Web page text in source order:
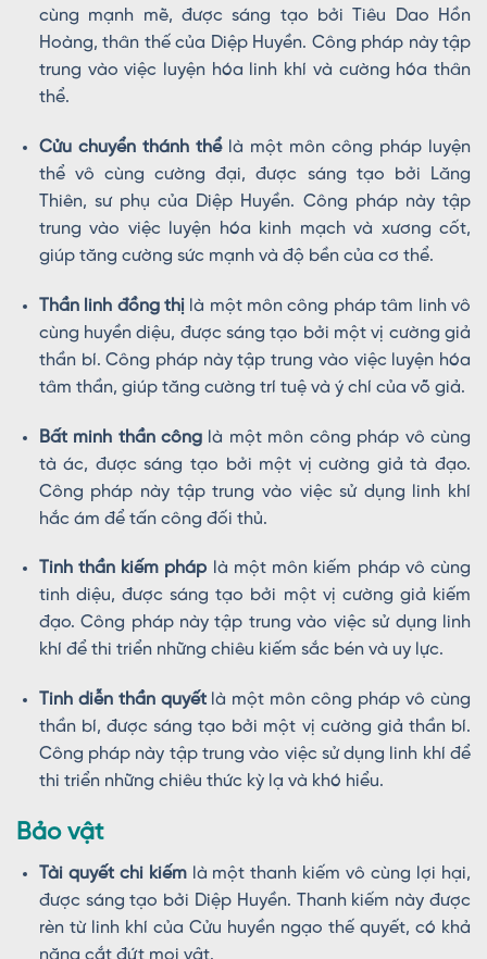
cùng mạnh mẽ, được sáng tạo bởi Tiêu Dao Hồn
Hoàng, thân thế của Diệp Huyền. Công pháp này tập
trung vào việc luyện hóa linh khí và cường hóa thân
thể.
Cửu chuyển thánh thểlà một môn công pháp luyện
thể vô cùng cường đại, được sáng tạo bởi Lăng
Thiên, sư phụ của Diệp Huyền. Công pháp này tập
trung vào việc luyện hóa kinh mạch và xương cốt,
giúp tăng cường sức mạnh và độ bền của cơ thể.
Thần linh đồng thịlà một môn công pháp tâm linh vô
cùng huyền diệu, được sáng tạo bởi một vị cường giả
thần bí. Công pháp này tập trung vào việc luyện hóa
tâm thần, giúp tăng cường trí tuệ và ý chí của võ giả.
Bất minh thần công là một môn công pháp vô cùng
tà ác, được sáng tạo bởi một vị cường giả tà đạo.
Công pháp này tập trung vào việc sử dụng linh khí
hắc ám để tấn công đối thủ.
Tinh thần kiếm pháp là một môn kiếm pháp vô cùng
tinh diệu, được sáng tạo bởi một vị cường giả kiếm
đạo. Công pháp này tập trung vào việc sử dụng linh
khí để thi triển những chiêu kiếm sắc bén và uy lực.
Tinh diễn thần quyếtlà một môn công pháp vô cùng
thần bí, được sáng tạo bởi một vị cường giả thần bí.
Công pháp này tập trung vào việc sử dụng linh khí để
thi triển những chiêu thức kỳ lạ và khó hiểu.
Bảo vật
Tài quyết chi kiếmlà một thanh kiếm vô cùng lợi hại,
được sáng tạo bởi Diệp Huyền. Thanh kiếm này được
rèn từ linh khí của Cửu huyền ngạo thế quyết, có khả
năng cắt đứt mọi vật.